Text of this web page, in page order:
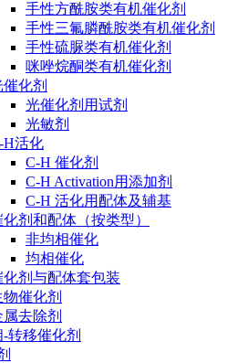
手性方酰胺类有机催化剂
手性三氟膦酰胺类有机催化剂
手性硫脲类有机催化剂
咪唑烷酮类有机催化剂
催化剂
光催化剂用试剂
光敏剂
H活化
C-H 催化剂
C-H Activation用添加剂
C-H 活化用配体及辅基
化剂和配体（按类型）
非均相催化
均相催化
化剂与配体套包装
物催化剂
属去除剂
-转移催化剂